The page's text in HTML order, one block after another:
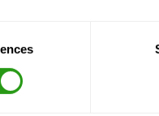
de competencias que
durante las
mantengan sus
este aspecto de la